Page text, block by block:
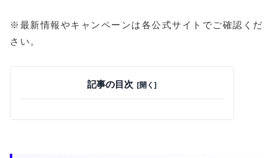
※最新情報やキャンペーンは各公式サイトでご確認くだ
さい。
記事の目次